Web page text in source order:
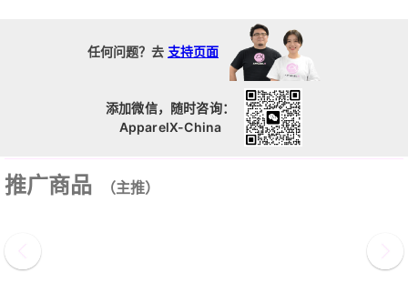
任何问题？去 支持页面
添加微信，随时咨询：
ApparelX-China
推广商品 （主推）